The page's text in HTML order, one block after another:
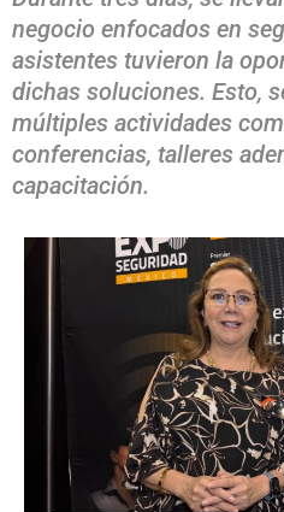
negocio enfocados en
asistentes tuvieron la
dichas soluciones. Esto,
múltiples actividades
conferencias, talleres
capacitación.